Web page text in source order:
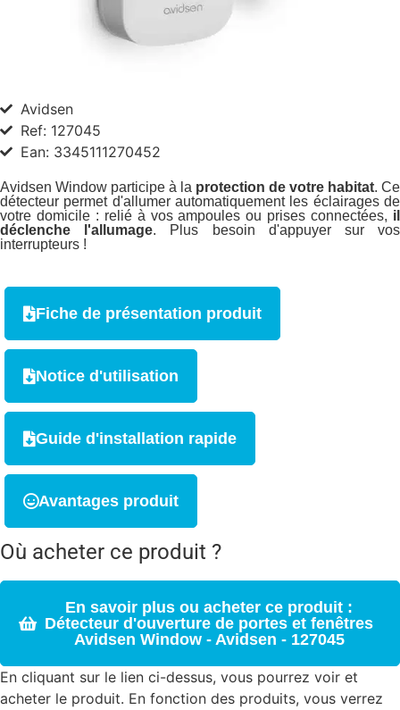
Avidsen
Ref: 127045
Ean: 3345111270452
Avidsen Window participe à la protection de votre habitat. Ce
détecteur permet d'allumer automatiquement les éclairages de
votre domicile : relié à vos ampoules ou prises connectées, il
déclenche l'allumage. Plus besoin d'appuyer sur vos
interrupteurs !
Fiche de présentation produit
Notice d'utilisation
Guide d'installation rapide
Avantages produit
Où acheter ce produit ?
En savoir plus ou acheter ce produit :
Détecteur d'ouverture de portes et fenêtres
Avidsen Window - Avidsen - 127045
En cliquant sur le lien ci-dessus, vous pourrez voir et
acheter le produit. En fonction des produits, vous verrez